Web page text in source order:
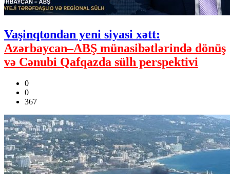
Vaşinqtondan yeni siyasi xətt:
Azərbaycan–ABŞ münasibətlərində dönüş
və Cənubi Qafqazda sülh perspektivi
0
0
367